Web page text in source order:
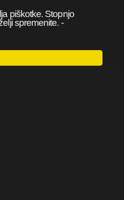
piškotke. Stopnjo
spremenite. -